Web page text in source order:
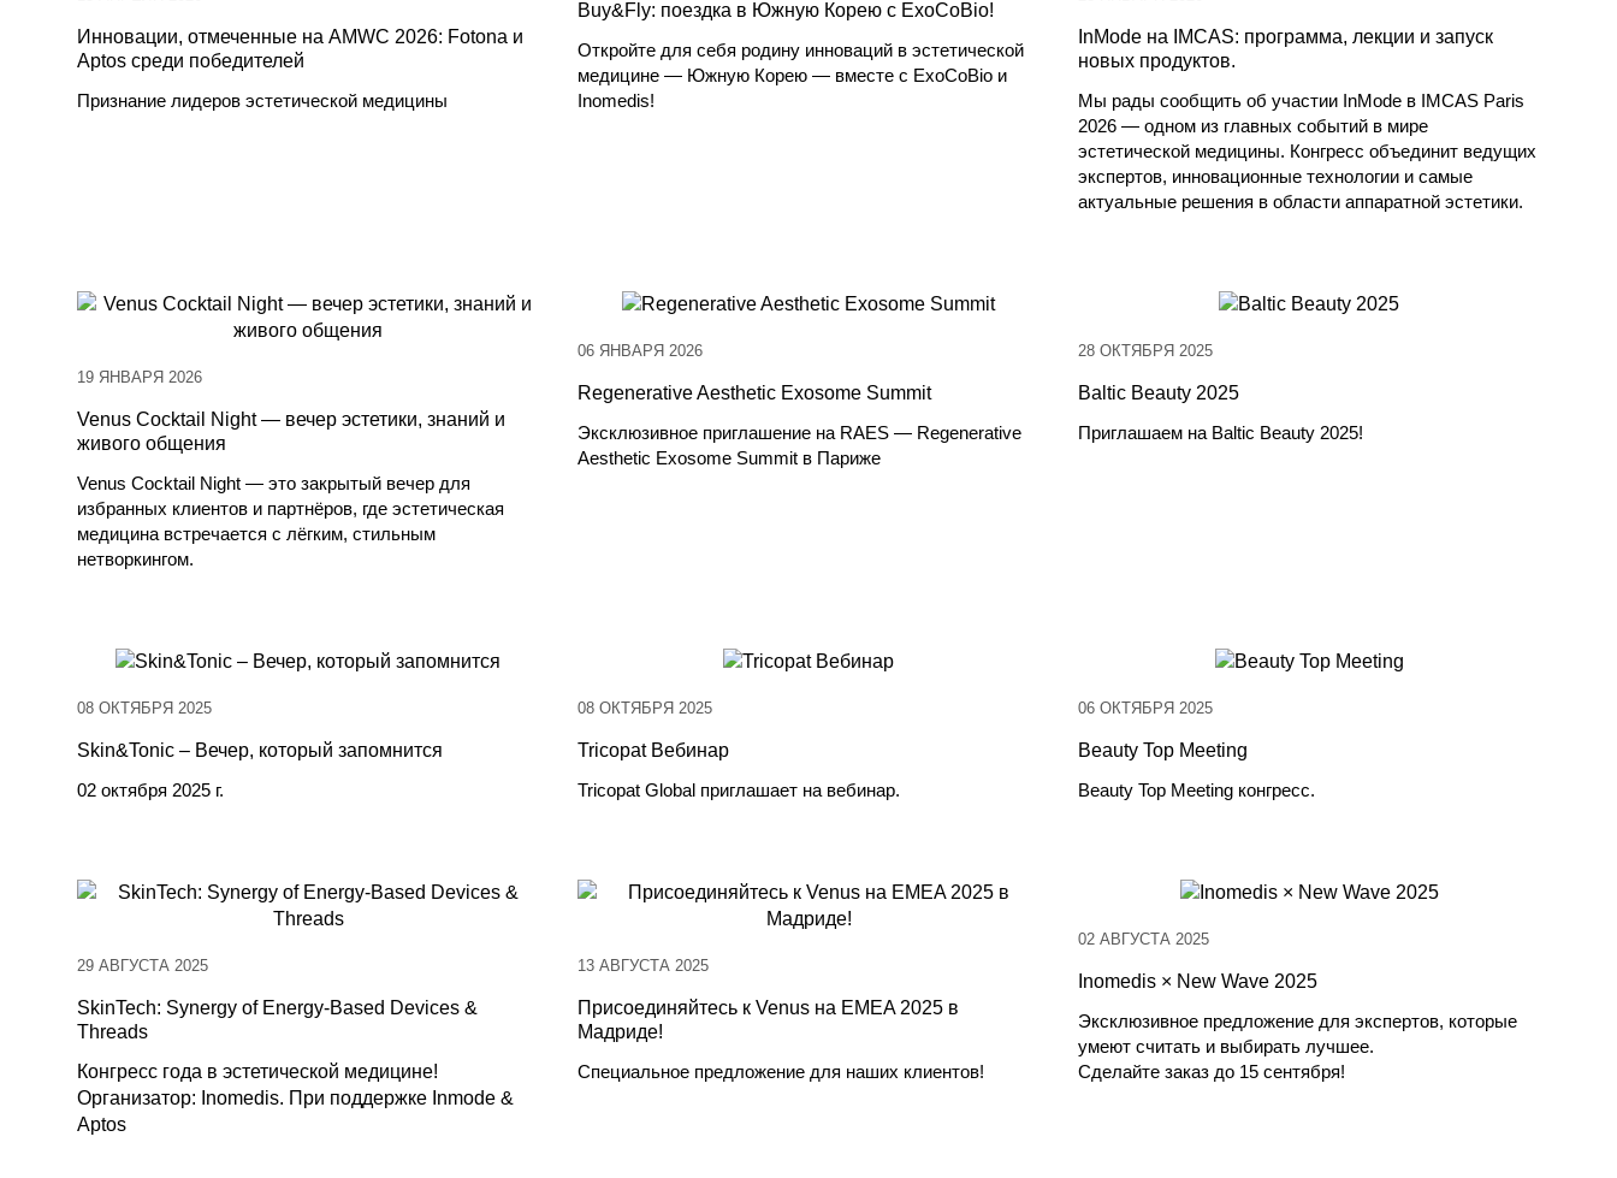
Инновации, отмеченные на AMWC 2026: Fotona и
Aptos среди победителей
Признание лидеров эстетической медицины
Buy&Fly: поездка в Южную Корею с ExoCoBio!
Откройте для себя родину инноваций в эстетической
медицине — Южную Корею — вместе с ExoCoBio и
Inomedis!
InMode на IMCAS: программа, лекции и запуск
новых продуктов.
Мы рады сообщить об участии InMode в IMCAS Paris
2026 — одном из главных событий в мире
эстетической медицины. Конгресс объединит ведущих
экспертов, инновационные технологии и самые
актуальные решения в области аппаратной эстетики.
19 ЯНВАРЯ 2026
Venus Cocktail Night — вечер эстетики, знаний и
живого общения
Venus Cocktail Night — это закрытый вечер для
избранных клиентов и партнёров, где эстетическая
медицина встречается с лёгким, стильным
нетворкингом.
06 ЯНВАРЯ 2026
Regenerative Aesthetic Exosome Summit
Эксклюзивное приглашение на RAES — Regenerative
Aesthetic Exosome Summit в Париже
28 ОКТЯБРЯ 2025
Baltic Beauty 2025
Приглашаем на Baltic Beauty 2025!
08 ОКТЯБРЯ 2025
Skin&Tonic – Вечер, который запомнится
02 октября 2025 г.
08 ОКТЯБРЯ 2025
Tricopat Вебинар
Tricopat Global приглашает на вебинар.
06 ОКТЯБРЯ 2025
Beauty Top Meeting
Beauty Top Meeting конгресс.
29 АВГУСТА 2025
SkinTech: Synergy of Energy-Based Devices &
Threads
Конгресс года в эстетической медицине!
Организатор: Inomedis. При поддержке Inmode &
Aptos
13 АВГУСТА 2025
Присоединяйтесь к Venus на EMEA 2025 в
Мадриде!
Специальное предложение для наших клиентов!
02 АВГУСТА 2025
Inomedis × New Wave 2025
Эксклюзивное предложение для экспертов, которые
умеют считать и выбирать лучшее.
Сделайте заказ до 15 сентября!